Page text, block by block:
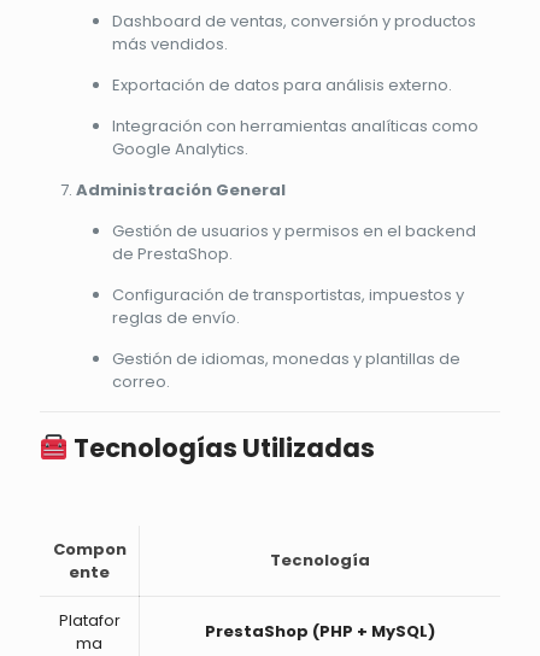
Dashboard de ventas, conversión y productos
más vendidos.
Exportación de datos para análisis externo.
Integración con herramientas analíticas como
Google Analytics.
Administración General
Gestión de usuarios y permisos en el backend
de PrestaShop.
Configuración de transportistas, impuestos y
reglas de envío.
Gestión de idiomas, monedas y plantillas de
correo.
Tecnologías Utilizadas
Compon
ente
Tecnología
Platafor
ma
PrestaShop (PHP + MySQL)